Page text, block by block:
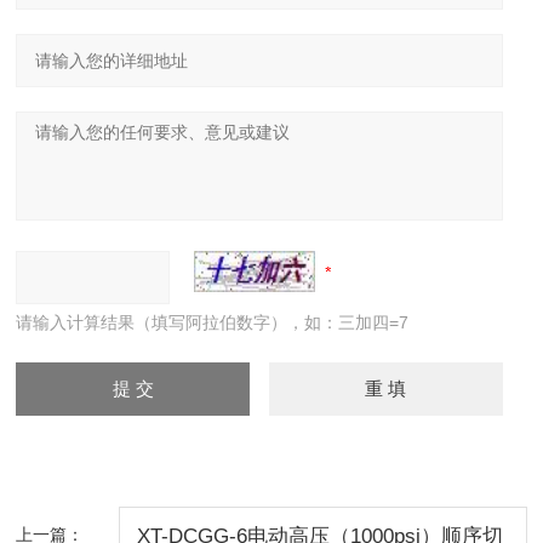
请输入计算结果（填写阿拉伯数字），如：三加四=7
上一篇： XT-DCGG-6电动高压（1000psi）顺序切